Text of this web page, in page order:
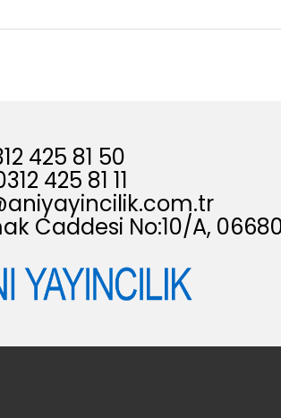
425 81 50
425 81 11
Caddesi No:10/A,